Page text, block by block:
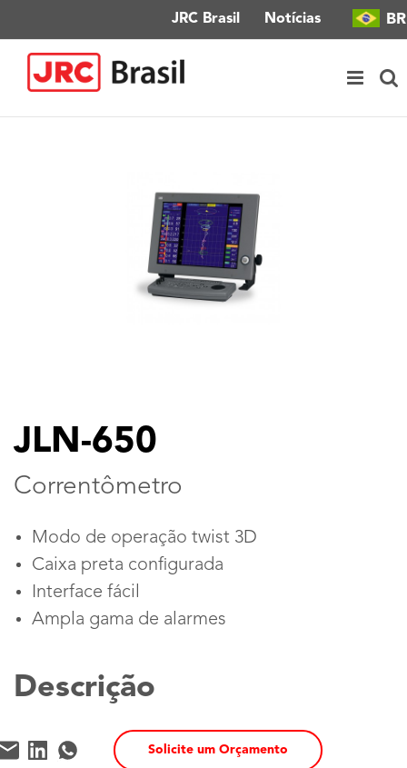
conteúdo
JRC Brasil Notícias BR
JLN-650
Correntômetro
Modo de operação twist 3D
Caixa preta configurada
Interface fácil
Ampla gama de alarmes
Descrição
Solicite um Orçamento